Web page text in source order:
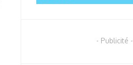
- Publicité -